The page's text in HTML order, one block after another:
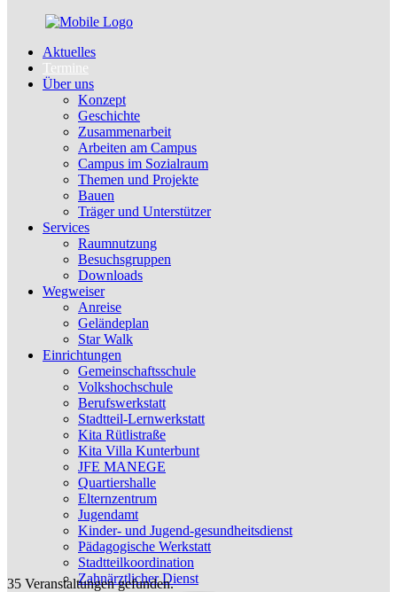
Aktuelles
Termine
Über uns
Konzept
Geschichte
Zusammenarbeit
Arbeiten am Campus
Campus im Sozialraum
Themen und Projekte
Bauen
Träger und Unterstützer
Services
Raumnutzung
Besuchsgruppen
Downloads
Wegweiser
Anreise
Geländeplan
Star Walk
Einrichtungen
Gemeinschaftsschule
Volkshochschule
Berufswerkstatt
Stadtteil-Lernwerkstatt
Kita Rütlistraße
Kita Villa Kunterbunt
JFE MANEGE
Quartiershalle
Elternzentrum
Jugendamt
Kinder- und Jugend-gesundheitsdienst
Pädagogische Werkstatt
Stadtteilkoordination
Zahnärztlicher Dienst
35 Veranstaltungen gefunden.